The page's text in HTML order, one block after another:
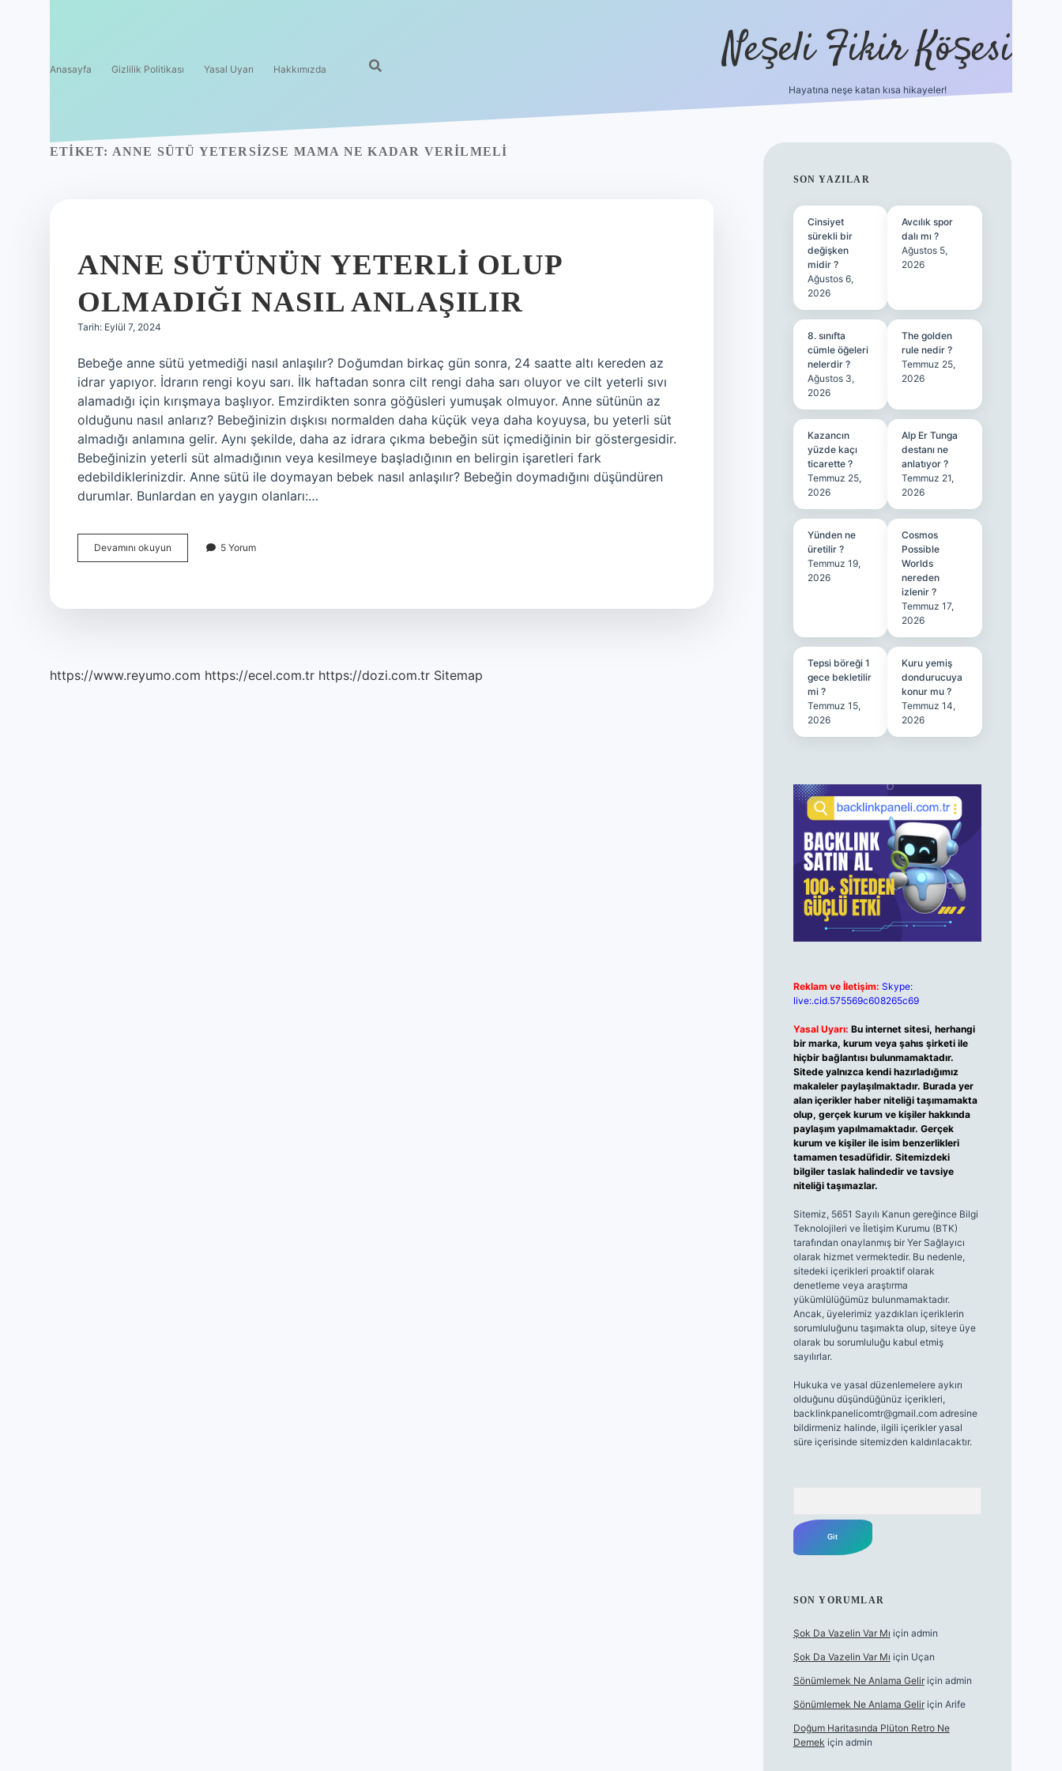
Anasayfa Gizlilik Politikası Yasal Uyarı Hakkımızda Neşeli Fikir Köşesi
Hayatına neşe katan kısa hikayeler!
ETIKET: ANNE SÜTÜ YETERSIZSE MAMA NE KADAR VERILMELI
ANNE SÜTÜNÜN YETERLI OLUP
OLMADIĞI NASIL ANLAŞILIR
Tarih: Eylül 7, 2024
Bebeğe anne sütü yetmediği nasıl anlaşılır? Doğumdan birkaç gün sonra, 24 saatte altı kereden az
idrar yapıyor. İdrarın rengi koyu sarı. İlk haftadan sonra cilt rengi daha sarı oluyor ve cilt yeterli sıvı
alamadığı için kırışmaya başlıyor. Emzirdikten sonra göğüsleri yumuşak olmuyor. Anne sütünün az
olduğunu nasıl anlarız? Bebeğinizin dışkısı normalden daha küçük veya daha koyuysa, bu yeterli süt
almadığı anlamına gelir. Aynı şekilde, daha az idrara çıkma bebeğin süt içmediğinin bir göstergesidir.
Bebeğinizin yeterli süt almadığının veya kesilmeye başladığının en belirgin işaretleri fark
edebildiklerinizdir. Anne sütü ile doymayan bebek nasıl anlaşılır? Bebeğin doymadığını düşündüren
durumlar. Bunlardan en yaygın olanları:…
Devamını okuyun
Sütünün
5 Yorum
https://www.reyumo.com https://ecel.com.tr https://dozi.com.tr Sitemap
SIDEBAR
SON YAZILAR
Cinsiyet
sürekli bir
değişken
midir ?
Ağustos 6,
2026
Avcılık spor
dalı mı ?
Ağustos 5,
2026
8. sınıfta
cümle öğeleri
nelerdir ?
Ağustos 3,
2026
The golden
rule nedir ?
Temmuz 25,
2026
Kazancın
yüzde kaçı
ticarette ?
Temmuz 25,
2026
Alp Er Tunga
destanı ne
anlatıyor ?
Temmuz 21,
2026
Yünden ne
üretilir ?
Temmuz 19,
2026
Cosmos
Possible
Worlds
nereden
izlenir ?
Temmuz 17,
2026
Tepsi böreği 1
gece bekletilir
mi ?
Temmuz 15,
2026
Kuru yemiş
dondurucuya
konur mu ?
Temmuz 14,
2026
Reklam ve İletişim: Skype:
live:.cid.575569c608265c69
Yasal Uyarı: Bu internet sitesi, herhangi
bir marka, kurum veya şahıs şirketi ile
hiçbir bağlantısı bulunmamaktadır.
Sitede yalnızca kendi hazırladığımız
makaleler paylaşılmaktadır. Burada yer
alan içerikler haber niteliği taşımamakta
olup, gerçek kurum ve kişiler hakkında
paylaşım yapılmamaktadır. Gerçek
kurum ve kişiler ile isim benzerlikleri
tamamen tesadüfidir. Sitemizdeki
bilgiler taslak halindedir ve tavsiye
niteliği taşımazlar.
Sitemiz, 5651 Sayılı Kanun gereğince Bilgi
Teknolojileri ve İletişim Kurumu (BTK)
tarafından onaylanmış bir Yer Sağlayıcı
olarak hizmet vermektedir. Bu nedenle,
sitedeki içerikleri proaktif olarak
denetleme veya araştırma
yükümlülüğümüz bulunmamaktadır.
Ancak, üyelerimiz yazdıkları içeriklerin
sorumluluğunu taşımakta olup, siteye üye
olarak bu sorumluluğu kabul etmiş
sayılırlar.
Hukuka ve yasal düzenlemelere aykırı
olduğunu düşündüğünüz içerikleri,
backlinkpanelicomtr@gmail.comadresine
bildirmeniz halinde, ilgili içerikler yasal
süre içerisinde sitemizden kaldırılacaktır.
SON YORUMLAR
Şok Da Vazelin Var Mı için admin
Şok Da Vazelin Var Mı için Uçan
Sönümlemek Ne Anlama Geliriçin admin
Sönümlemek Ne Anlama Geliriçin Arife
Doğum Haritasında Plüton Retro Ne
Demek için admin
ilbet giriş